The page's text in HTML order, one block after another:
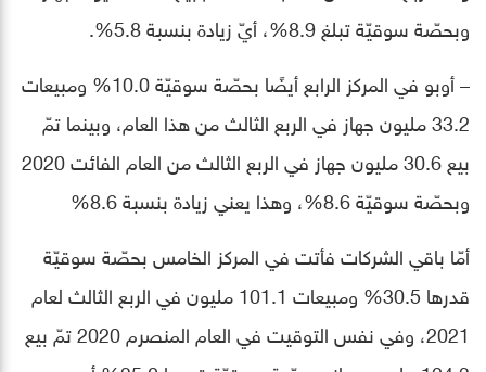
وبحصّة سوقيّة تبلغ 8.9%، أيّ زيادة بنسبة 5.8%.
– أوبو في المركز الرابع أيضًا بحصّة سوقيّة 10.0% ومبيعات
33.2 مليون جهاز في الربع الثالث من هذا العام، وبينما تمّ
بيع 30.6 مليون جهاز في الربع الثالث من العام الفائت 2020
وبحصّة سوقيّة 8.6%، وهذا يعني زيادة بنسبة 8.6%
أمّا باقي الشركات فأتت في المركز الخامس بحصّة سوقيّة
قدرها 30.5% ومبيعات 101.1 مليون في الربع الثالث لعام
2021، وفي نفس التوقيت في العام المنصرم 2020 تمّ بيع